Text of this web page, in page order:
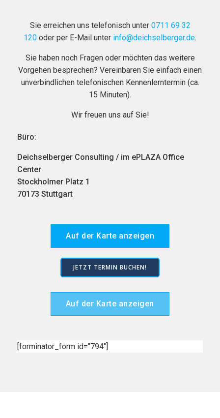
Sie erreichen uns telefonisch unter 0711 69 32
120 oder per E-Mail unter info@deichselberger.de.
Sie haben noch Fragen oder möchten das weitere
Vorgehen besprechen? Vereinbaren Sie einfach einen
unverbindlichen telefonischen Kennenlerntermin (ca.
15 Minuten).
Wir freuen uns auf Sie!
Büro:
Deichselberger Consulting / im ePLAZA Office
Center
Stockholmer Platz 1
70173 Stuttgart
Auf der Karte anzeigen
JETZT TERMIN BUCHEN!
Auf der Karte anzeigen
[forminator_form id="794"]